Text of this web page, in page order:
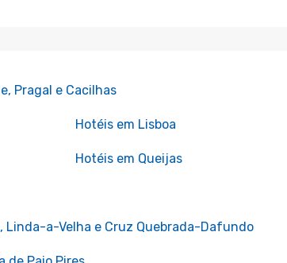
Pragal e Cacilhas
Hotéis em Lisboa
Hotéis em Queijas
Linda-a-Velha e Cruz Quebrada-Dafundo